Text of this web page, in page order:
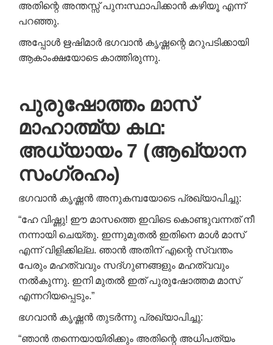
അതിന്റെ അന്തസ്സ് പുനഃസ്ഥാപിക്കാൻ കഴിയൂ എന്ന്
പറഞ്ഞു.
അപ്പോൾ ഋഷിമാർ ഭഗവാൻ കൃഷ്ണന്റെ മറുപടിക്കായി
ആകാംക്ഷയോടെ കാത്തിരുന്നു.
പുരുഷോത്തം മാസ്
മാഹാത്മ്യ കഥ:
അധ്യായം 7 (ആഖ്യാന
സംഗ്രഹം)
ഭഗവാൻ കൃഷ്ണൻ അനുകമ്പയോടെ പ്രഖ്യാപിച്ചു:
“ഹേ വിഷ്ണു! ഈ മാസത്തെ ഇവിടെ കൊണ്ടുവന്നത് നീ
നന്നായി ചെയ്തു. ഇന്നുമുതൽ ഇതിനെ മാൾ മാസ്
എന്ന് വിളിക്കില്ല. ഞാൻ അതിന് എന്റെ സ്വന്തം
പേരും മഹത്വവും സദ്‌ഗുണങ്ങളും മഹത്വവും
നൽകുന്നു. ഇനി മുതൽ ഇത് പുരുഷോത്തമ മാസ്
എന്നറിയപ്പെടും.”
ഭഗവാൻ കൃഷ്ണൻ തുടർന്നു പ്രഖ്യാപിച്ചു:
“ഞാൻ തന്നെയായിരിക്കും അതിന്റെ അധിപത്യം